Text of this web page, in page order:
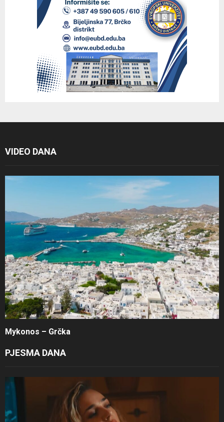
VIDEO DANA
Mykonos – Grčka
PJESMA DANA